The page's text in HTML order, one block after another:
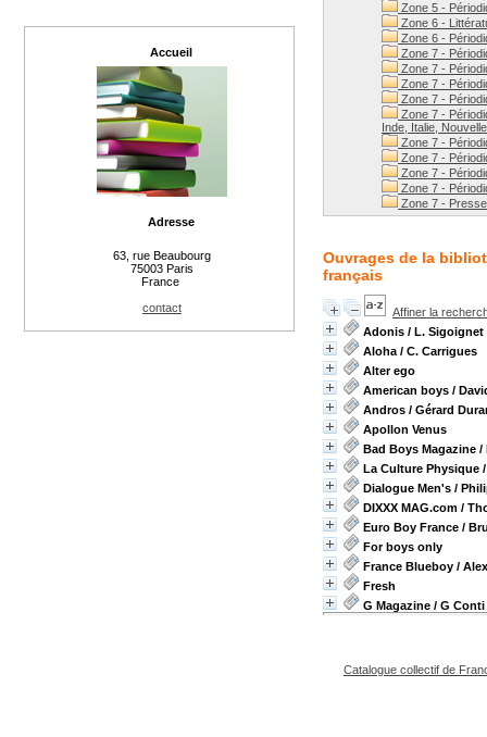
Zone 5 -
Zone 6 -
Zone 6 -
Zone 7 -
Zone 7 -
Zone 7 -
Zone 7 -
Zone 7 -
Inde, Italie,
Zone 7 -
Zone 7 -
Zone 7 -
Zone 7 -
Zone 7 -
Ouvrages de la
français
Affiner la
Adonis / L. Sigoignet
Aloha / C. Carrigues
Alter ego
American boys /
Andros / Gérard
Apollon Venus
Bad Boys Magazine /
La Culture Physique
Dialogue Men's /
DIXXX MAG.com /
Euro Boy France /
For boys only
France Blueboy /
Fresh
G Magazine / G Conti
Catalogue collectif de
Accueil
Adresse
63, rue Beaubourg
75003 Paris
France
contact